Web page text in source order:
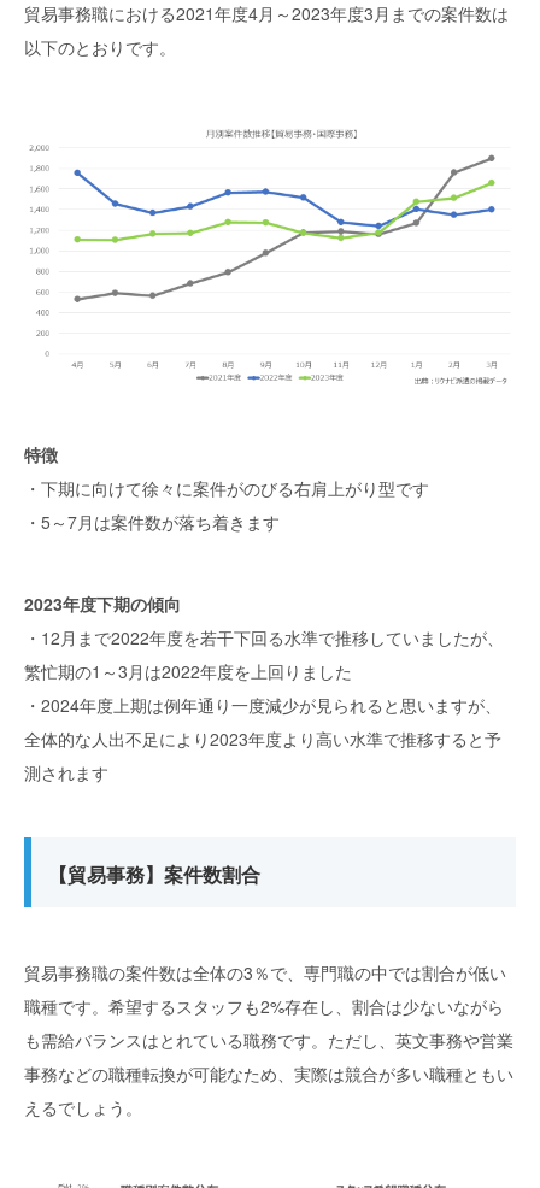
貿易事務職における2021年度4月～2023年度3月までの案件数は
以下のとおりです。
特徴
・下期に向けて徐々に案件がのびる右肩上がり型です
・5～7月は案件数が落ち着きます
2023年度下期の傾向
・12月まで2022年度を若干下回る水準で推移していましたが、
繁忙期の1～3月は2022年度を上回りました
・2024年度上期は例年通り一度減少が見られると思いますが、
全体的な人出不足により2023年度より高い水準で推移すると予
測されます
【貿易事務】案件数割合
貿易事務職の案件数は全体の3％で、専門職の中では割合が低い
職種です。希望するスタッフも2%存在し、割合は少ないながら
も需給バランスはとれている職務です。ただし、英文事務や営業
事務などの職種転換が可能なため、実際は競合が多い職種ともい
えるでしょう。